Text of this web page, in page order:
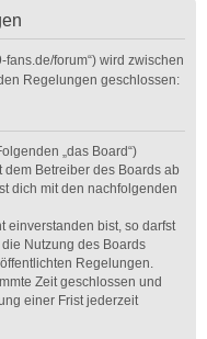
fans.de/forum“) wird zwischen
Regelungen geschlossen:
„das Board“)
Betreiber des Boards ab
dich mit den nachfolgenden
einverstanden bist, so darfst
Nutzung des Boards
Regelungen.
Zeit geschlossen und
einer Frist jederzeit